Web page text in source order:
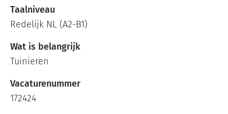
Taalniveau
Redelijk NL (A2-B1)
Wat is belangrijk
Tuinieren
Vacaturenummer
172424